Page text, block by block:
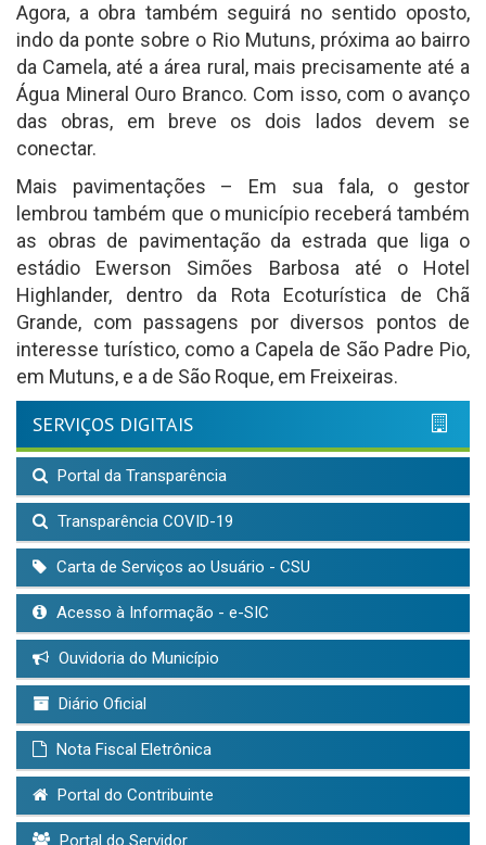
Agora, a obra também seguirá no sentido oposto,
indo da ponte sobre o Rio Mutuns, próxima ao bairro
da Camela, até a área rural, mais precisamente até a
Água Mineral Ouro Branco. Com isso, com o avanço
das obras, em breve os dois lados devem se
conectar.
Mais pavimentações – Em sua fala, o gestor
lembrou também que o município receberá também
as obras de pavimentação da estrada que liga o
estádio Ewerson Simões Barbosa até o Hotel
Highlander, dentro da Rota Ecoturística de Chã
Grande, com passagens por diversos pontos de
interesse turístico, como a Capela de São Padre Pio,
em Mutuns, e a de São Roque, em Freixeiras.
SERVIÇOS DIGITAIS
Portal da Transparência
Transparência COVID-19
Carta de Serviços ao Usuário - CSU
Acesso à Informação - e-SIC
Ouvidoria do Município
Diário Oficial
Nota Fiscal Eletrônica
Portal do Contribuinte